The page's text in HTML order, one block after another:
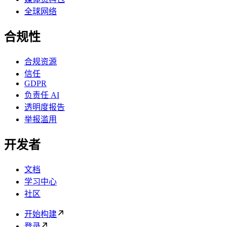
全球网络
合规性
合规资源
信任
GDPR
负责任 AI
透明度报告
举报滥用
开发者
文档
学习中心
社区
开始构建